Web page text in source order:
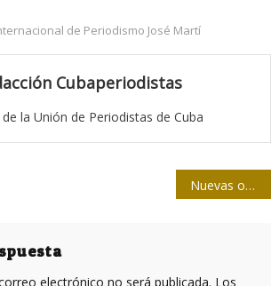
de Periodismo José Martí
Cubaperiodistas
la Unión de Periodistas de Cuba
Nuevas ofertas trae a la Feria del Libro la Editorial Boloña
electrónico no será publicada. Los